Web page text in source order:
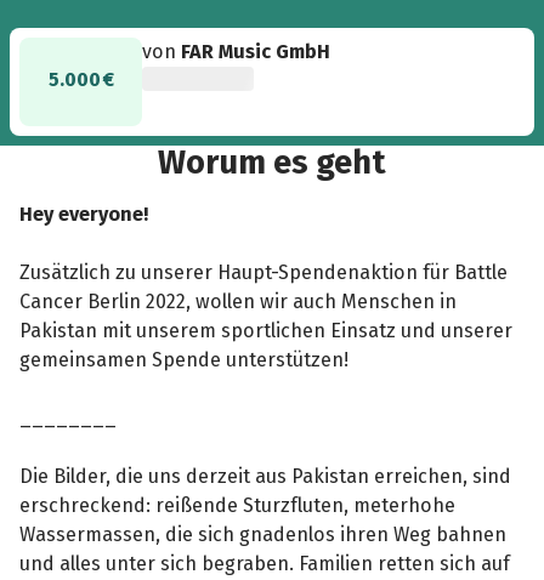
5.000 €
von FAR Music GmbH
Worum es geht
Hey everyone!
Zusätzlich zu unserer Haupt-Spendenaktion für Battle
Cancer Berlin 2022, wollen wir auch Menschen in
Pakistan mit unserem sportlichen Einsatz und unserer
gemeinsamen Spende unterstützen!
Die Bilder, die uns derzeit aus Pakistan erreichen, sind
erschreckend: reißende Sturzfluten, meterhohe
Wassermassen, die sich gnadenlos ihren Weg bahnen
und alles unter sich begraben. Familien retten sich auf